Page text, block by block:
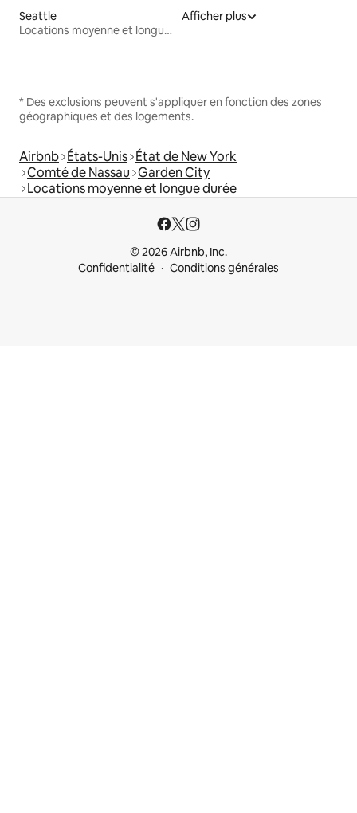
Seattle
Locations moyenne et longue durée
Afficher plus
* Des exclusions peuvent s'appliquer en fonction des zones
géographiques et des logements.
Airbnb États-Unis État de New York
Comté de Nassau Garden City
Locations moyenne et longue durée
© 2026 Airbnb, Inc.
Confidentialité
Conditions générales